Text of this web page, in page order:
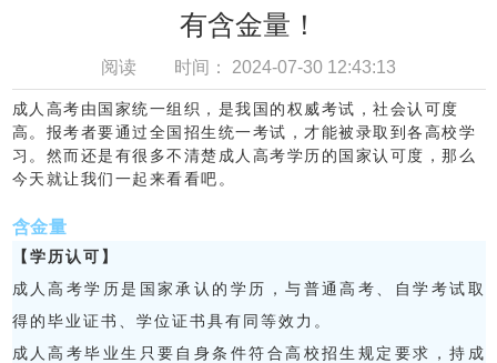
有含金量！
阅读 时间： 2024-07-30 12:43:13
成人高考由国家统一组织，是我国的权威考试，社会认可度
高。报考者要通过全国招生统一考试，才能被录取到各高校学
习。然而还是有很多不清楚成人高考学历的国家认可度，那么
今天就让我们一起来看看吧。
含金量
【学历认可】
成人高考学历是国家承认的学历，与普通高考、自学考试取
得的毕业证书、学位证书具有同等效力。
成人高考毕业生只要自身条件符合高校招生规定要求，持成